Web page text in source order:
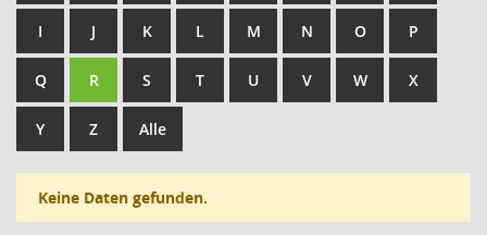
I J K L M N O P
Q R S T U V W X
Y Z Alle
Keine Daten gefunden.